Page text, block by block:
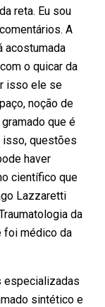
reta. Eu sou
A
acostumada
o quicar da
isso ele se
noção de
que é
isso, questões
haver
científico que
Lazzaretti
da
foi médico da
especializadas
sintético e